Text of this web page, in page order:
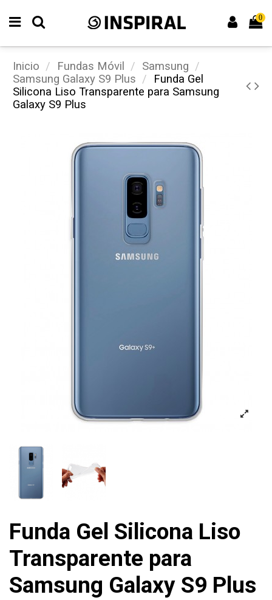
0
Inicio Fundas Móvil
Samsung
Samsung Galaxy S9 Plus
Funda Gel
Silicona Liso Transparente para Samsung
Galaxy S9 Plus
Funda Gel Silicona Liso
Transparente para
Samsung Galaxy S9 Plus